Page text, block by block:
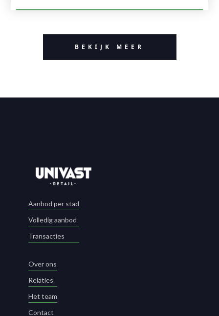
BEKIJK MEER
Aanbod per stad
Volledig aanbod
Transacties
Over ons
Relaties
Het team
Contact